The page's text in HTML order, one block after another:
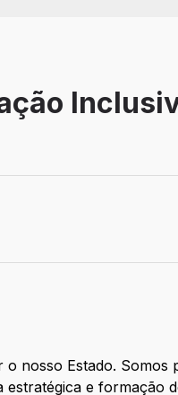
nosso Estado.
e formação